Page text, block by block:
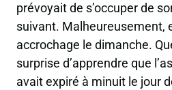
prévoyait de s’occuper de
suivant. Malheureusement,
accrochage le dimanche.
surprise d’apprendre que
avait expiré à minuit le jour